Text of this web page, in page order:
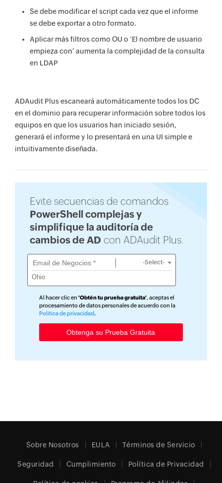
Se debe modificar el script cada vez que el informe
se debe exportar a otro formato.
Aplicar más filtros como OU o ‘El nombre de usuario
empieza con’ aumenta la complejidad de la consulta
en LDAP
ADAudit Plus escaneará automáticamente todos los DC
en el dominio para recuperar información sobre todos los
equipos en que los usuarios han iniciado sesión,
generará el informe y lo presentará en una UI simple e
intuitivamente diseñada.
Evite secuencias de comandos
PowerShell complejas y
simplifique la auditoría de
cambios de AD con ADAudit Plus.
-Select-
Al hacer clic en 'Obtén tu prueba gratuita', aceptas el
procesamiento de datos personales de acuerdo con la
Política de privacidad .
Sobre Nosotros EULA Términos de Servicio
Seguridad Cumplimiento Política de Privacidad